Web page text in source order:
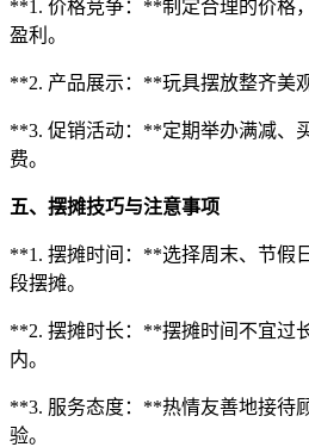
**1. 价格竞争：**制定合理的价格
盈利。
**2. 产品展示：**玩具摆放整齐美
**3. 促销活动：**定期举办满减、
费。
五、摆摊技巧与注意事项
**1. 摆摊时间：**选择周末、节假
段摆摊。
**2. 摆摊时长：**摆摊时间不宜过
内。
**3. 服务态度：**热情友善地接待
验。